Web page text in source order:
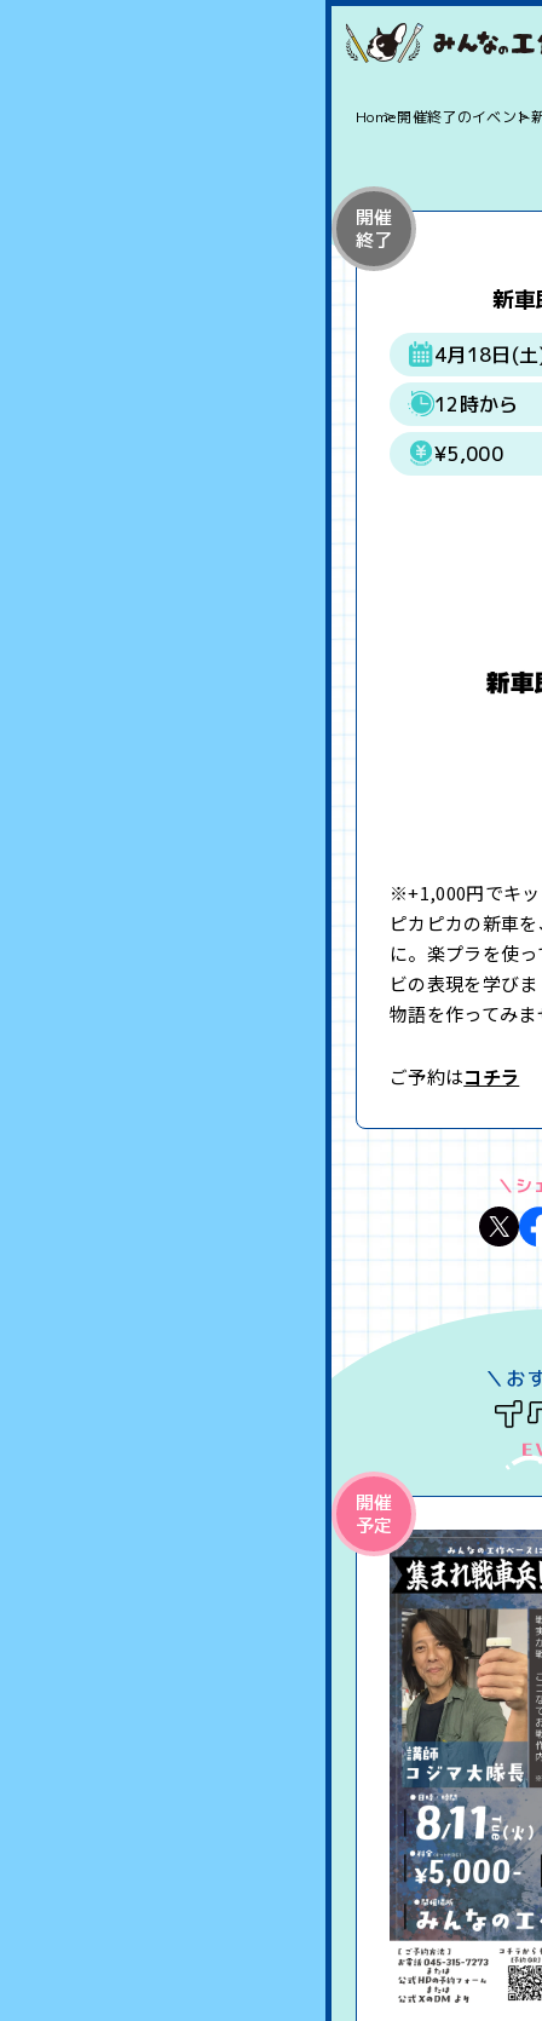
Home開催終了のイベント
開催
終了
新
4月18日(
12時から
¥5,000
※+1,000円でキ
ピカピカの新車
に。楽プラを使
ビの表現を学び
物語を作ってみ
ご予約はコチラ
＼シ
開催
予定